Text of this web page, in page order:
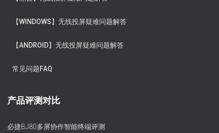
【WINDOWS】无线投屏疑难问题解答
【ANDROID】无线投屏疑难问题解答
常见问题FAQ
产品评测对比
必捷BJ80多屏协作智能终端评测